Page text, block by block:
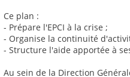
Ce plan :
- Prépare l'EPCI à la crise ;
- Organise la continuité
- Structure l'aide apportée à
Au sein de la Direction